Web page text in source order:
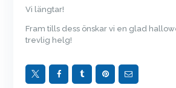
Vi längtar!
Fram tills dess önskar vi en glad
trevlig helg!